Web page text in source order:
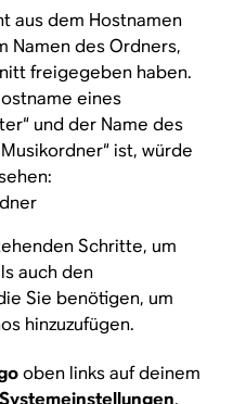
aus dem Hostnamen
Namen des Ordners,
freigegeben haben.
eines
und der Name des
ist, würde
Schritte, um
auch den
Sie benötigen, um
hinzuzufügen.
oben links auf deinem
Systemeinstellungen.